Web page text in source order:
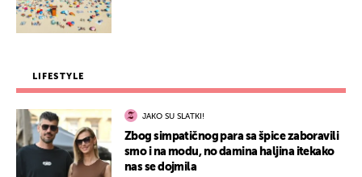
LIFESTYLE
JAKO SU SLATKI!
Zbog simpatičnog para sa špice zaboravili
smo i na modu, no damina haljina itekako
nas se dojmila